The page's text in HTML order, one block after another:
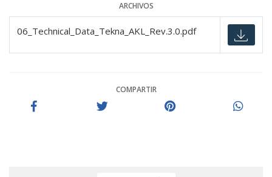
ARCHIVOS
06_Technical_Data_Tekna_AKL_Rev.3.0.pdf
COMPARTIR